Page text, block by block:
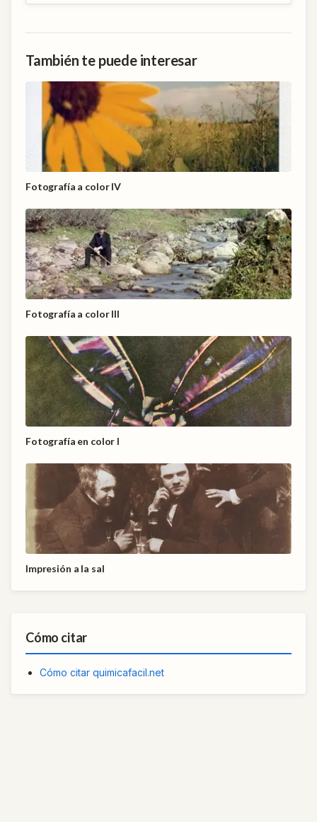
También te puede interesar
Fotografía a color IV
Fotografía a color III
Fotografía en color I
Impresión a la sal
Cómo citar
Cómo citar quimicafacil.net